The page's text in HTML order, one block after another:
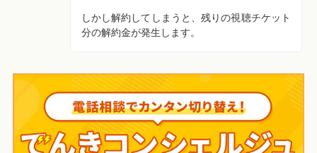
しかし解約してしまうと、残りの視聴チケット
分の解約金が発生します。